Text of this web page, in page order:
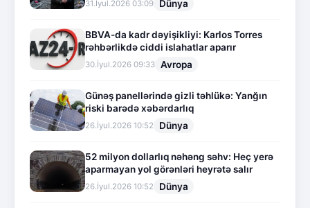
31.İyul.2026 03:09 Dünya
BBVA-da kadr dəyişikliyi: Karlos Torres
rəhbərlikdə ciddi islahatlar aparır
30.İyul.2026 09:33 Avropa
Günəş panellərində gizli təhlükə: Yanğın
riski barədə xəbərdarlıq
26.İyul.2026 10:52 Dünya
52 milyon dollarlıq nəhəng səhv: Heç yerə
aparmayan yol görənləri heyrətə salır
26.İyul.2026 10:52 Dünya